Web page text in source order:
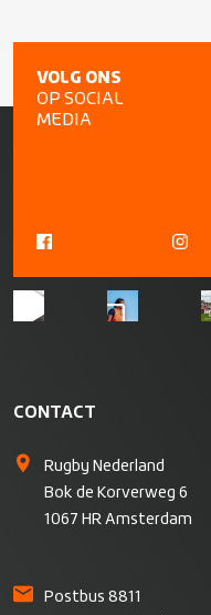
VOLG ONS
OP SOCIAL
MEDIA
CONTACT
Rugby Nederland
Bok de Korverweg 6
1067 HR Amsterdam
Postbus 8811